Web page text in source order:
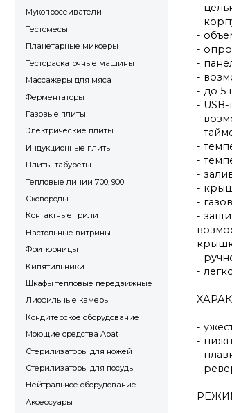
Мукопросеиватели
Тестомесы
Планетарные миксеры
Тестораскаточные машины
Массажеры для мяса
Ферментаторы
Газовые плиты
Электрические плиты
Индукционные плиты
Плиты-табуреты
Тепловые линии 700, 900
Сковороды
Контактные грили
Настольные витрины
Фритюрницы
Кипятильники
Шкафы тепловые передвижные
Лиофильные камеры
Кондитерское оборудование
Моющие средства Abat
Стерилизаторы для ножей
Стерилизаторы для посуды
Нейтральное оборудование
Аксессуары
-
-
-
-
-
-
- до 5
-
-
-
-
-
-
-
-
-
-
-
-
-
-
-